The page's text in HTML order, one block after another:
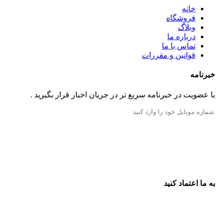
خانه
فروشگاه
وبلاگ
درباره ما
تماس با ما
قوانین و مقررات
خبرنامه
با عضویت در خبرنامه سریع تر در جریان اخبار قرار بگیرید .
به ما اعتماد کنید